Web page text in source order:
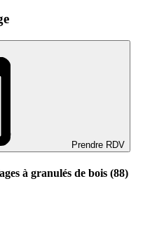
Prendre RDV
à granulés de bois (88)